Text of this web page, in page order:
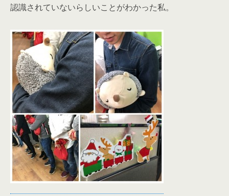
認識されていないらしいことがわかった私。